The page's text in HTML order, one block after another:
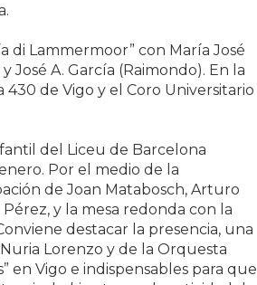
di Lammermoor” con María José
A. García (Raimondo). En la
de Vigo y el Coro Universitario
del Liceu de Barcelona
Por el medio de la
de Joan Matabosch, Arturo
y la mesa redonda con la
destacar la presencia, una
Lorenzo y de la Orquesta
en Vigo e indispensables para que